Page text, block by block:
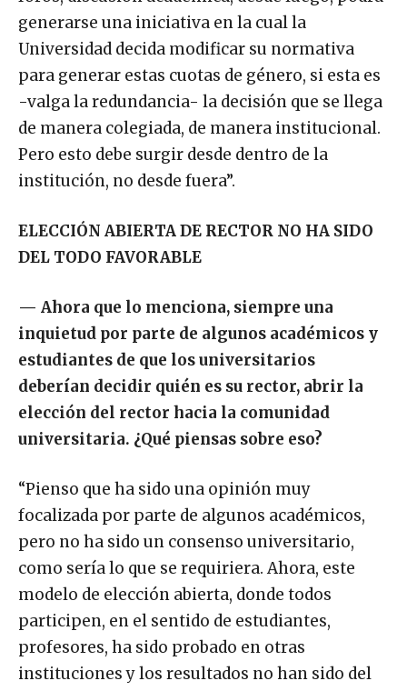
generarse una iniciativa en la cual la
Universidad decida modificar su normativa
para generar estas cuotas de género, si esta es
-valga la redundancia- la decisión que se llega
de manera colegiada, de manera institucional.
Pero esto debe surgir desde dentro de la
institución, no desde fuera”.
ELECCIÓN ABIERTA DE RECTOR NO HA SIDO
DEL TODO FAVORABLE
— Ahora que lo menciona, siempre una
inquietud por parte de algunos académicos y
estudiantes de que los universitarios
deberían decidir quién es su rector, abrir la
elección del rector hacia la comunidad
universitaria. ¿Qué piensas sobre eso?
“Pienso que ha sido una opinión muy
focalizada por parte de algunos académicos,
pero no ha sido un consenso universitario,
como sería lo que se requiriera. Ahora, este
modelo de elección abierta, donde todos
participen, en el sentido de estudiantes,
profesores, ha sido probado en otras
instituciones y los resultados no han sido del